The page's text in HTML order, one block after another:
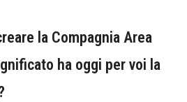
la Compagnia Area
ha oggi per voi la